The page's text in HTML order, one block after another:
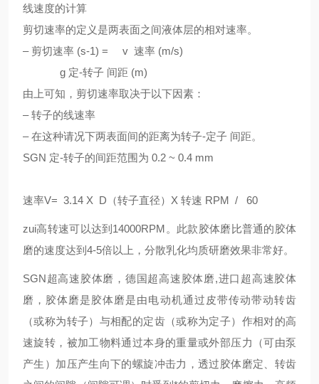
线速度的计算
剪切速率的定义是两表面之间液体层的相对速率。
– 剪切速率 (s-1) = v 速率 (m/s)
g 定-转子 间距 (m)
由上可知，剪切速率取决于以下因素：
– 转子的线速率
– 在这种请况下两表面间的距离为转子-定子 间距。
SGN 定-转子的间距范围为 0.2 ~ 0.4 mm
速率V= 3.14 X D（转子直径）X 转速 RPM / 60
zui高转速可以达到14000RPM。此款胶体磨比普通的胶体
磨的速度达到4-5倍以上，分散乳化均质研磨效果非常好。
SGN超高速胶体磨 ， 德国超高速胶体磨,进口 超高速胶体
磨 ， 胶体磨是胶体磨是由电动机通过皮带传动带动转齿
（或称为转子）与相配的定齿（或称为定子）作相对的高
速旋转，被加工物料通过本身的重量或外部压力（可由泵
产生）加压产生向下的螺旋冲击力，透过胶体磨定、转齿